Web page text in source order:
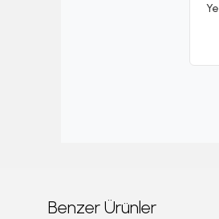
Benzer Ürünler